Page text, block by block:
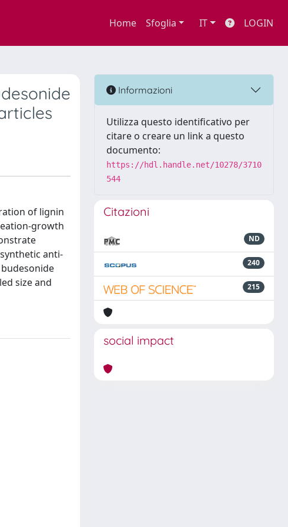
Home Sfoglia IT LOGIN
of lignin
growth
anti-
size and
Informazioni
Utilizza questo identificativo per
citare o creare un link a questo
documento:
https://hdl.handle.net/10278/3710
544
Citazioni
ND
240
215
social impact